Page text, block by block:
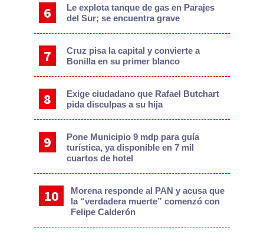
Le explota tanque de gas en Parajes
del Sur; se encuentra grave
Cruz pisa la capital y convierte a
Bonilla en su primer blanco
Exige ciudadano que Rafael Butchart
pida disculpas a su hija
Pone Municipio 9 mdp para guía
turística, ya disponible en 7 mil
cuartos de hotel
Morena responde al PAN y acusa que
la “verdadera muerte” comenzó con
Felipe Calderón